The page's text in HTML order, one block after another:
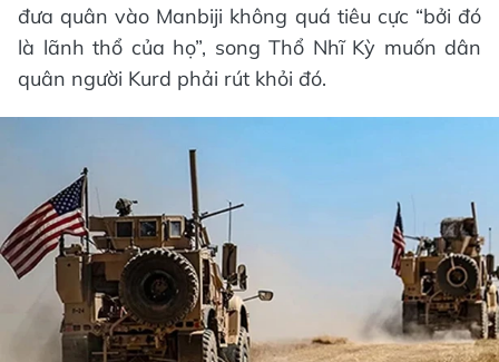
đưa quân vào Manbiji không quá tiêu cực “bởi đó
là lãnh thổ của họ”, song Thổ Nhĩ Kỳ muốn dân
quân người Kurd phải rút khỏi đó.